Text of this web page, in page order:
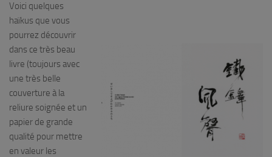
Voici quelques
haïkus que vous
pourrez découvrir
dans ce très beau
livre (toujours avec
une très belle
couverture à la
reliure soignée et un
papier de grande
qualité pour mettre
en valeur les